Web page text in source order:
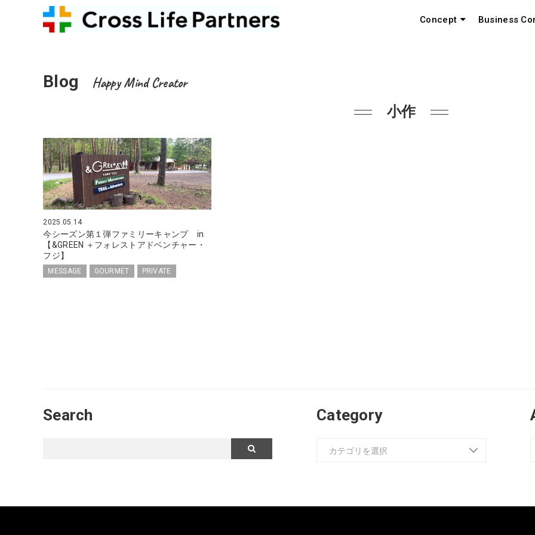
Concept Business
Blog Happy Mind Creator
小作
2025.05.14
今シーズン第１弾ファミリーキャンプ in
【&GREEN ＋フォレストアドベンチャー・
フジ】
MESSAGE GOURMET PRIVATE
Search Category